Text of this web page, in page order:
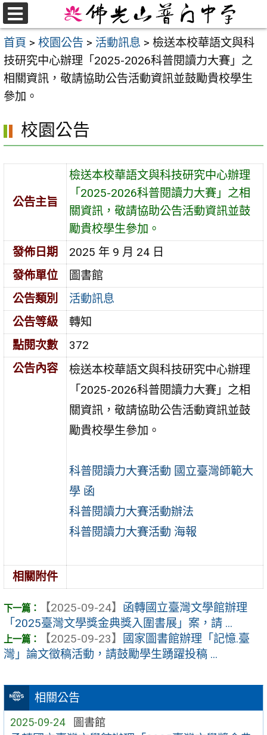
跳
至
主
要
內
容
首頁 > 校園公告 > 活動訊息 > 檢送本校華語文與科
技研究中心辦理「2025-2026科普閱讀力大賽」之
相關資訊，敬請協助公告活動資訊並鼓勵貴校學生
參加。
相關公告
2025-09-24 圖書館
校園公告
公告主旨
檢送本校華語文與科技研究中心辦理
「2025-2026科普閱讀力大賽」之相
關資訊，敬請協助公告活動資訊並鼓
勵貴校學生參加。
發佈日期
2025 年 9 月 24 日
發佈單位
圖書館
公告類別
活動訊息
公告等級
轉知
點閱次數
372
公告內容
檢送本校華語文與科技研究中心辦理
「2025-2026科普閱讀力大賽」之相
關資訊，敬請協助公告活動資訊並鼓
勵貴校學生參加。
科普閱讀力大賽活動 國立臺灣師範大
學 函
科普閱讀力大賽活動辦法
科普閱讀力大賽活動 海報
相關附件
【2025-09-24】 函轉國立臺灣文學館辦理
「2025臺灣文學獎金典獎入圍書展」案，請 ...
【2025-09-23】
國家圖書館辦理「記憶.臺
灣」論文徵稿活動，請鼓勵學生踴躍投稿 ...
選
單